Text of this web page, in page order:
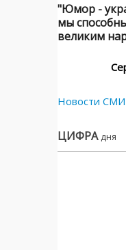
"Юмор -
мы
великим
Новости
ЦИФРА дня